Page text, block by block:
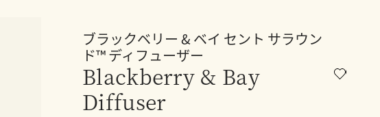
ブラックベリー & ベイ セント サラウン
ド™ ディフューザー
Blackberry & Bay
Diffuser